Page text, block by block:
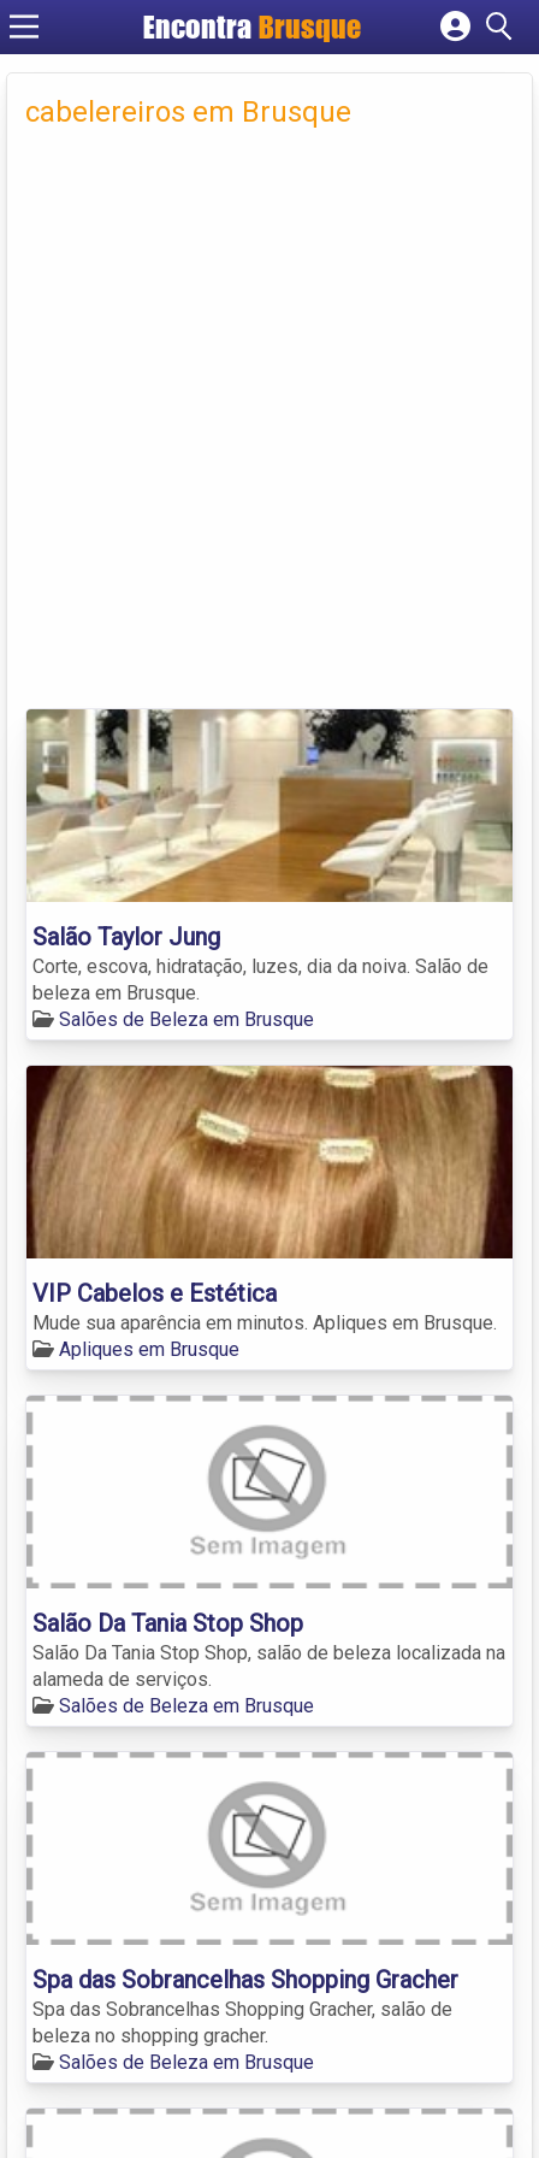
EncontraBrusque
Cadastrar empresa
Criar conta
cabelereiros em Brusque
Salão Taylor Jung
Corte, escova, hidratação, luzes, dia da noiva. Salão de
beleza em Brusque.
Salões de Beleza em Brusque
VIP Cabelos e Estética
Mude sua aparência em minutos. Apliques em Brusque.
Apliques em Brusque
Salão Da Tania Stop Shop
Salão Da Tania Stop Shop, salão de beleza localizada na
alameda de serviços.
Salões de Beleza em Brusque
Spa das Sobrancelhas Shopping Gracher
Spa das Sobrancelhas Shopping Gracher, salão de
beleza no shopping gracher.
Salões de Beleza em Brusque